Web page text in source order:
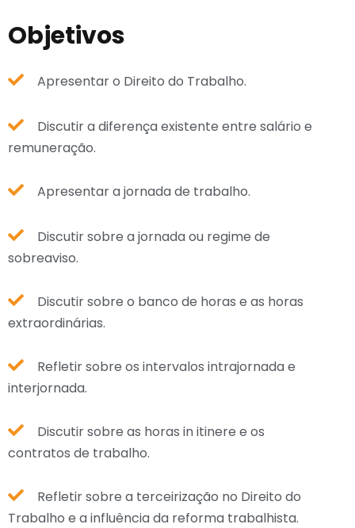
Objetivos
Apresentar o Direito do Trabalho.
Discutir a diferença existente entre salário e
remuneração.
Apresentar a jornada de trabalho.
Discutir sobre a jornada ou regime de
sobreaviso.
Discutir sobre o banco de horas e as horas
extraordinárias.
Refletir sobre os intervalos intrajornada e
interjornada.
Discutir sobre as horas in itinere e os
contratos de trabalho.
Refletir sobre a terceirização no Direito do
Trabalho e a influência da reforma trabalhista.